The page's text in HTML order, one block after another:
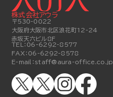
株式会社アウラ
〒530-0022
大阪府大阪市北区浪花町12-24
赤坂天六ビル8F
TEL： 06-6292-8577
FAX： 06-6292-8578
E-mail： staff@aura-office.co.jp